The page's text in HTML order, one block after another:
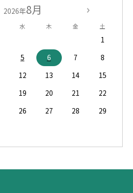
2026年8月
水 木 金 土
1
5 6 7
8
12 13 14
15
19 20 21
22
26 27 28
29